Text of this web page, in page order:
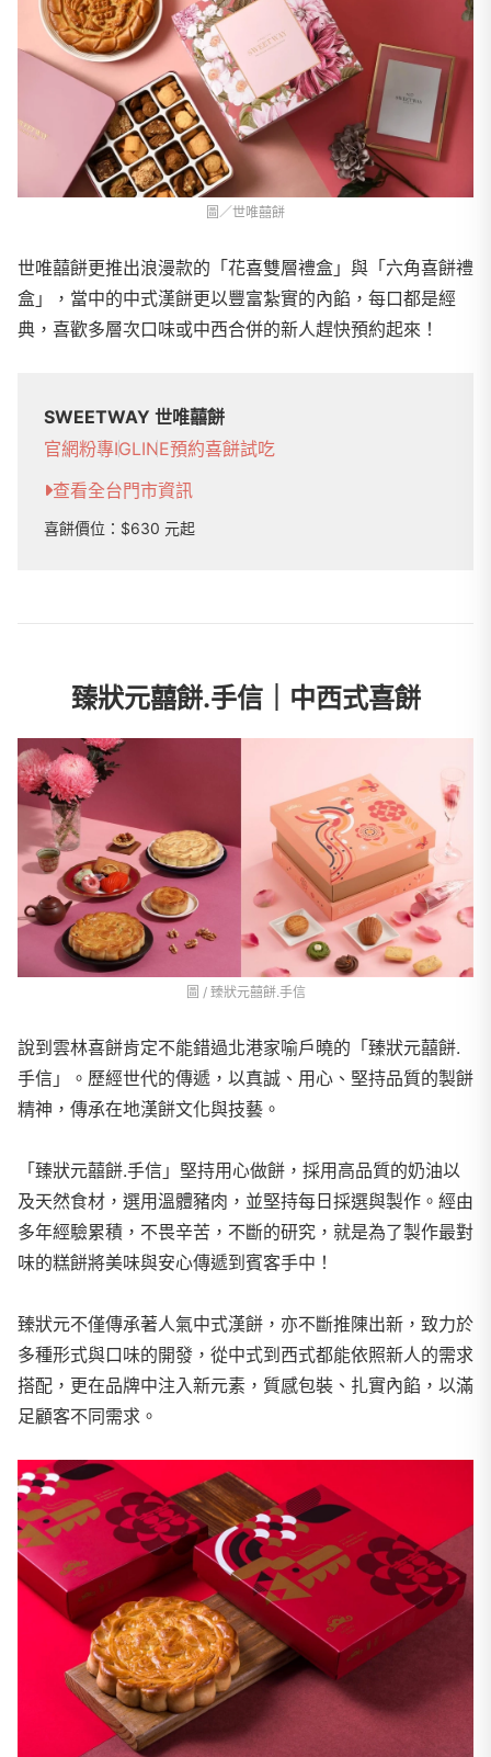
圖／世唯囍餅
世唯囍餅更推出浪漫款的「花喜雙層禮盒」與「六角喜餅禮
盒」，當中的中式漢餅更以豐富紮實的內餡，每口都是經
典，喜歡多層次口味或中西合併的新人趕快預約起來！
SWEETWAY 世唯囍餅
官網粉專IGLINE預約喜餅試吃
查看全台門市資訊
喜餅價位：$630 元起
臻狀元囍餅.手信｜中西式喜餅
圖 / 臻狀元囍餅.手信
說到雲林喜餅肯定不能錯過北港家喻戶曉的「臻狀元囍餅.
手信」。歷經世代的傳遞，以真誠、用心、堅持品質的製餅
精神，傳承在地漢餅文化與技藝。
「臻狀元囍餅.手信」堅持用心做餅，採用高品質的奶油以
及天然食材，選用溫體豬肉，並堅持每日採選與製作。經由
多年經驗累積，不畏辛苦，不斷的研究，就是為了製作最對
味的糕餅將美味與安心傳遞到賓客手中！
臻狀元不僅傳承著人氣中式漢餅，亦不斷推陳出新，致力於
多種形式與口味的開發，從中式到西式都能依照新人的需求
搭配，更在品牌中注入新元素，質感包裝、扎實內餡，以滿
足顧客不同需求。